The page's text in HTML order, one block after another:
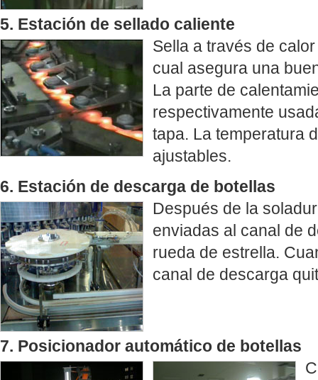
5. Estación de sellado caliente
Sella a través de
cual asegura una
La parte de
respectivamente
tapa. La temperatura
ajustables.
6. Estación de descarga de botellas
Después de la
enviadas al canal de
rueda de estrella.
canal de descarga
7. Posicionador automático de botellas